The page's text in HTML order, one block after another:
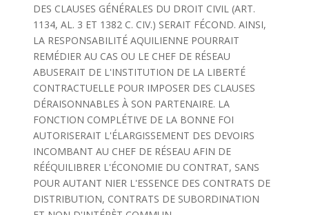
DES CLAUSES GÉNÉRALES DU DROIT CIVIL (ART.
1134, AL. 3 ET 1382 C. CIV.) SERAIT FÉCOND. AINSI,
LA RESPONSABILITÉ AQUILIENNE POURRAIT
REMÉDIER AU CAS OU LE CHEF DE RÉSEAU
ABUSERAIT DE L'INSTITUTION DE LA LIBERTÉ
CONTRACTUELLE POUR IMPOSER DES CLAUSES
DÉRAISONNABLES À SON PARTENAIRE. LA
FONCTION COMPLÉTIVE DE LA BONNE FOI
AUTORISERAIT L'ÉLARGISSEMENT DES DEVOIRS
INCOMBANT AU CHEF DE RÉSEAU AFIN DE
RÉÉQUILIBRER L'ÉCONOMIE DU CONTRAT, SANS
POUR AUTANT NIER L'ESSENCE DES CONTRATS DE
DISTRIBUTION, CONTRATS DE SUBORDINATION